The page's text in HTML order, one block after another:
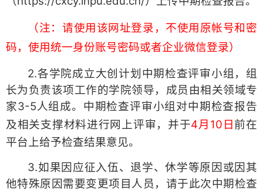
（注：请使用该网址登录，不使用原帐号和密
码，使用统一身份账号密码或者企业微信登录）
2.各学院成立大创计划中期检查评审小组，组
长为负责该项工作的学院领导，成员由相关领域专
家3-5人组成。中期检查评审小组对中期检查报告
及相关支撑材料进行网上评审，并于4月10日前在
平台上给予检查结果意见。
3.如果因应征入伍、退学、休学等原因或因其
他特殊原因需要变更项目人员，请于此次中期检查